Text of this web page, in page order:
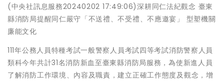
(中央社訊息服務20240202 17:49:06)深耕同仁法紀觀念 臺東
縣消防局提醒同仁嚴守「不送禮、不受禮、不應邀宴」 型塑機關
廉能文化
111年公務人員特種考試一般警察人員考試四等考試消防警察人員
類科今年共計31名消防新血至臺東縣消防局服務，為使新進人員
了解消防工作環境、內容及職責，建立正確工作態度及觀念，增